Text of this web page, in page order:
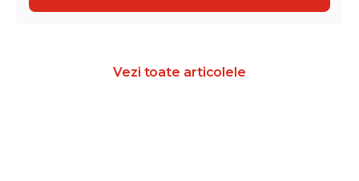
Vezi toate articolele